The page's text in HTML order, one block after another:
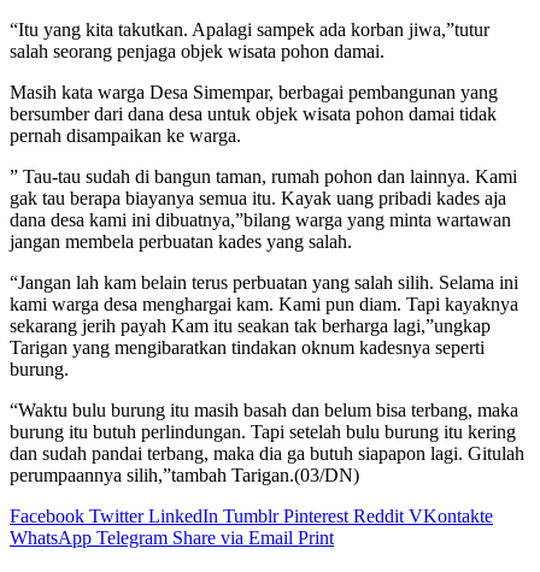
“Itu yang kita takutkan. Apalagi sampek ada korban jiwa,”tutur
salah seorang penjaga objek wisata pohon damai.
Masih kata warga Desa Simempar, berbagai pembangunan yang
bersumber dari dana desa untuk objek wisata pohon damai tidak
pernah disampaikan ke warga.
” Tau-tau sudah di bangun taman, rumah pohon dan lainnya. Kami
gak tau berapa biayanya semua itu. Kayak uang pribadi kades aja
dana desa kami ini dibuatnya,”bilang warga yang minta wartawan
jangan membela perbuatan kades yang salah.
“Jangan lah kam belain terus perbuatan yang salah silih. Selama ini
kami warga desa menghargai kam. Kami pun diam. Tapi kayaknya
sekarang jerih payah Kam itu seakan tak berharga lagi,”ungkap
Tarigan yang mengibaratkan tindakan oknum kadesnya seperti
burung.
“Waktu bulu burung itu masih basah dan belum bisa terbang, maka
burung itu butuh perlindungan. Tapi setelah bulu burung itu kering
dan sudah pandai terbang, maka dia ga butuh siapapon lagi. Gitulah
perumpaannya silih,”tambah Tarigan.(03/DN)
Facebook Twitter LinkedIn Tumblr Pinterest Reddit VKontakte
WhatsApp Telegram Share via Email Print